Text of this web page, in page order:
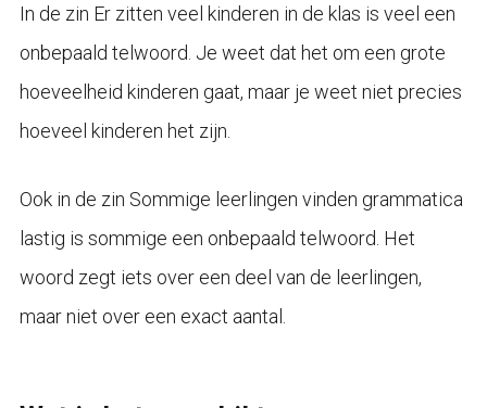
In de zin Er zitten veel kinderen in de klas is veel een
onbepaald telwoord. Je weet dat het om een grote
hoeveelheid kinderen gaat, maar je weet niet precies
hoeveel kinderen het zijn.
Ook in de zin Sommige leerlingen vinden grammatica
lastig is sommige een onbepaald telwoord. Het
woord zegt iets over een deel van de leerlingen,
maar niet over een exact aantal.